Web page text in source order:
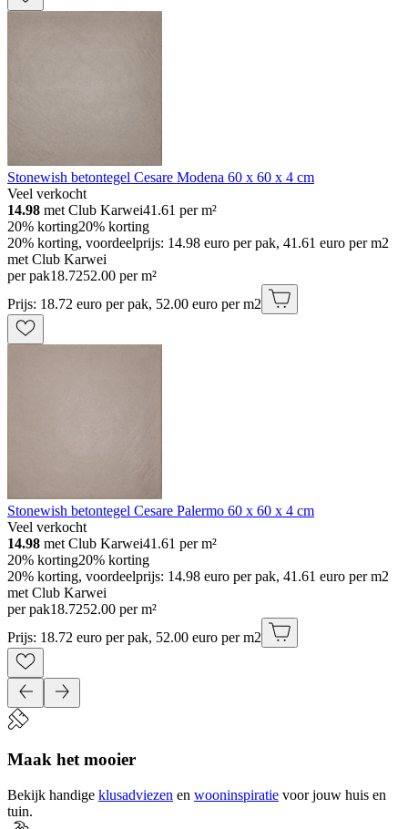
Stonewish betontegel Cesare Modena 60 x 60 x 4 cm
Veel verkocht
14.98 met Club Karwei41.61 per m²
20% korting20% korting
20% korting, voordeelprijs: 14.98 euro per pak, 41.61 euro per m2
met Club Karwei
per pak18.7252.00 per m²
Prijs: 18.72 euro per pak, 52.00 euro per m2
Stonewish betontegel Cesare Palermo 60 x 60 x 4 cm
Veel verkocht
14.98 met Club Karwei41.61 per m²
20% korting20% korting
20% korting, voordeelprijs: 14.98 euro per pak, 41.61 euro per m2
met Club Karwei
per pak18.7252.00 per m²
Prijs: 18.72 euro per pak, 52.00 euro per m2
Maak het mooier
Bekijk handige klusadviezen en wooninspiratie voor jouw huis en
tuin.